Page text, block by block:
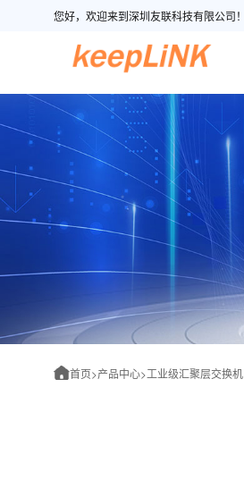
您好，欢迎来到深圳友联科技有限公司！
首页>产品中心>工业级汇聚层交换机